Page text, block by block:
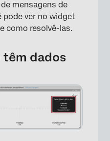
×
mensagens de
pode ver no widget
como resolvê-las.
têm dados